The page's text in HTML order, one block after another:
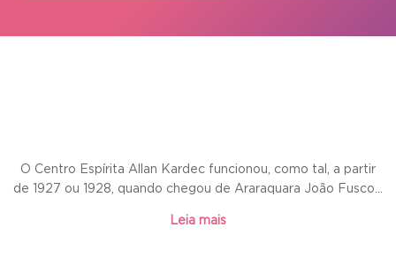
O Centro Espírita Allan Kardec funcionou, como tal, a partir
de 1927 ou 1928, quando chegou de Araraquara João Fusco...
Leia mais